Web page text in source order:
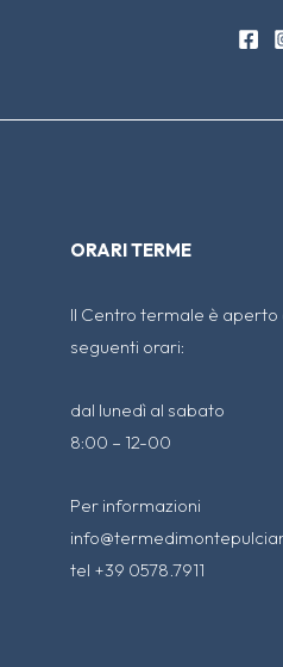
ORARI TERME
Il Centro termale è aperto
seguenti orari:
dal lunedì al sabato
8:00 – 12-00
Per informazioni
tel +39 0578.7911